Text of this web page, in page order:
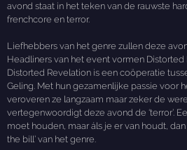
avond staat in het teken van de rauwste
frenchcore en terror.
Liefhebbers van het genre zullen deze
Headliners van het event vormen Distorted
Distorted Revelation is een coöperatie
Geling. Met hun gezamenlijke passie voor
veroveren ze langzaam maar zeker de
vertegenwoordigt deze avond de ‘terror’.
moet houden, maar áls je er van houdt,
the bill’ van het genre.